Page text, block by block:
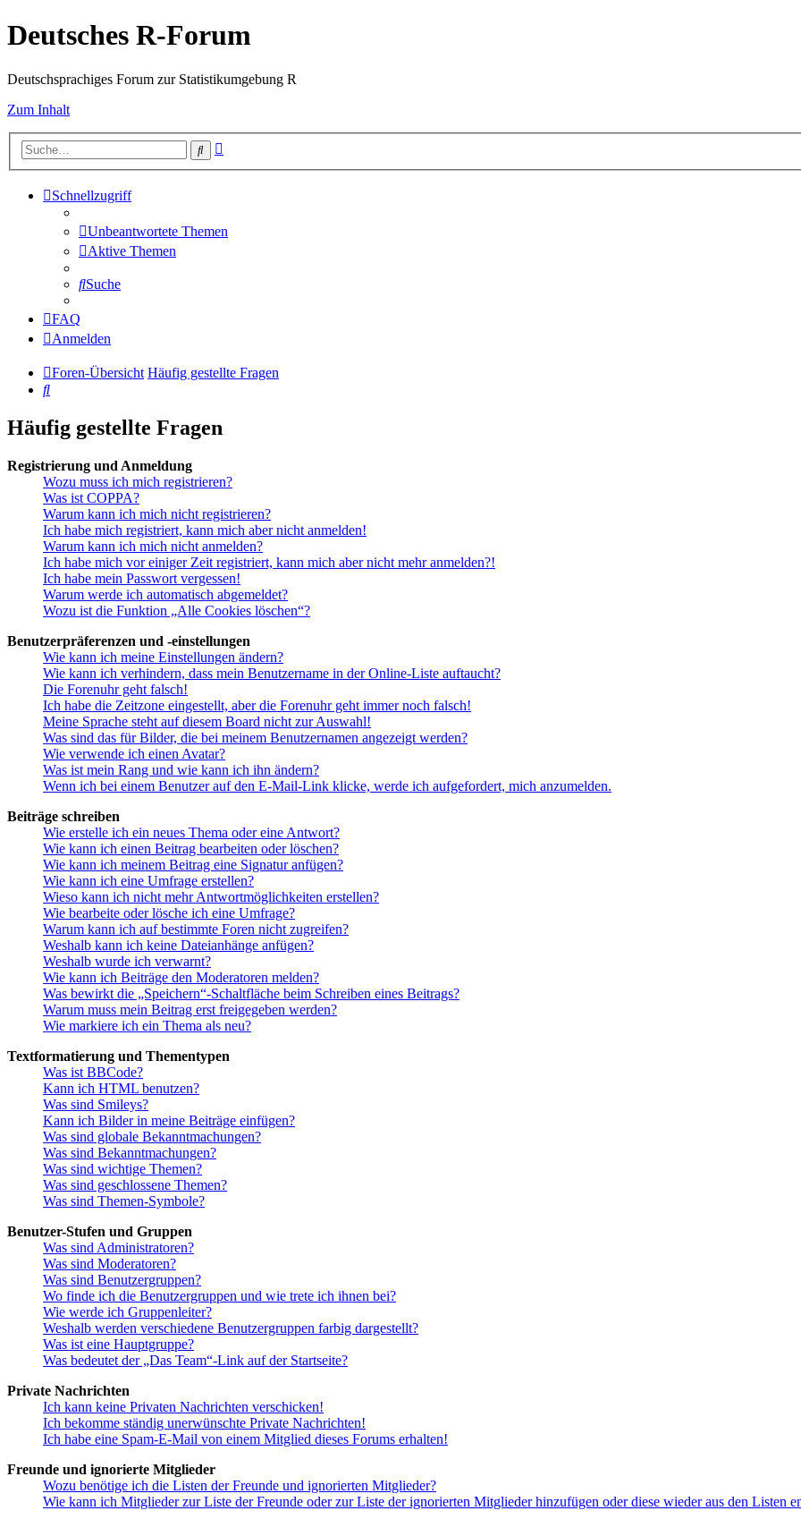
Deutsches R-Forum
Deutschsprachiges Forum zur Statistikumgebung R
Zum Inhalt
Suche
Schnellzugriff
Unbeantwortete Themen
Aktive Themen
Suche
FAQ
Anmelden
Foren-Übersicht Häufig gestellte Fragen
Suche
Häufig gestellte Fragen
Registrierung und Anmeldung
Wozu muss ich mich registrieren?
Was ist COPPA?
Warum kann ich mich nicht registrieren?
Ich habe mich registriert, kann mich aber nicht anmelden!
Warum kann ich mich nicht anmelden?
Ich habe mich vor einiger Zeit registriert, kann mich aber nicht mehr anmelden?!
Ich habe mein Passwort vergessen!
Warum werde ich automatisch abgemeldet?
Wozu ist die Funktion „Alle Cookies löschen“?
Benutzerpräferenzen und -einstellungen
Wie kann ich meine Einstellungen ändern?
Wie kann ich verhindern, dass mein Benutzername in der Online-Liste auftaucht?
Die Forenuhr geht falsch!
Ich habe die Zeitzone eingestellt, aber die Forenuhr geht immer noch falsch!
Meine Sprache steht auf diesem Board nicht zur Auswahl!
Was sind das für Bilder, die bei meinem Benutzernamen angezeigt werden?
Wie verwende ich einen Avatar?
Was ist mein Rang und wie kann ich ihn ändern?
Wenn ich bei einem Benutzer auf den E-Mail-Link klicke, werde ich aufgefordert, mich anzumelden.
Beiträge schreiben
Wie erstelle ich ein neues Thema oder eine Antwort?
Wie kann ich einen Beitrag bearbeiten oder löschen?
Wie kann ich meinem Beitrag eine Signatur anfügen?
Wie kann ich eine Umfrage erstellen?
Wieso kann ich nicht mehr Antwortmöglichkeiten erstellen?
Wie bearbeite oder lösche ich eine Umfrage?
Warum kann ich auf bestimmte Foren nicht zugreifen?
Weshalb kann ich keine Dateianhänge anfügen?
Weshalb wurde ich verwarnt?
Wie kann ich Beiträge den Moderatoren melden?
Was bewirkt die „Speichern“-Schaltfläche beim Schreiben eines Beitrags?
Warum muss mein Beitrag erst freigegeben werden?
Wie markiere ich ein Thema als neu?
Textformatierung und Thementypen
Was ist BBCode?
Kann ich HTML benutzen?
Was sind Smileys?
Kann ich Bilder in meine Beiträge einfügen?
Was sind globale Bekanntmachungen?
Was sind Bekanntmachungen?
Was sind wichtige Themen?
Was sind geschlossene Themen?
Was sind Themen-Symbole?
Benutzer-Stufen und Gruppen
Was sind Administratoren?
Was sind Moderatoren?
Was sind Benutzergruppen?
Wo finde ich die Benutzergruppen und wie trete ich ihnen bei?
Wie werde ich Gruppenleiter?
Weshalb werden verschiedene Benutzergruppen farbig dargestellt?
Was ist eine Hauptgruppe?
Was bedeutet der „Das Team“-Link auf der Startseite?
Private Nachrichten
Ich kann keine Privaten Nachrichten verschicken!
Ich bekomme ständig unerwünschte Private Nachrichten!
Ich habe eine Spam-E-Mail von einem Mitglied dieses Forums erhalten!
Freunde und ignorierte Mitglieder
Wozu benötige ich die Listen der Freunde und ignorierten Mitglieder?
Wie kann ich Mitglieder zur Liste der Freunde oder zur Liste der ignorierten Mitglieder hinzufügen oder diese wieder aus den Listen